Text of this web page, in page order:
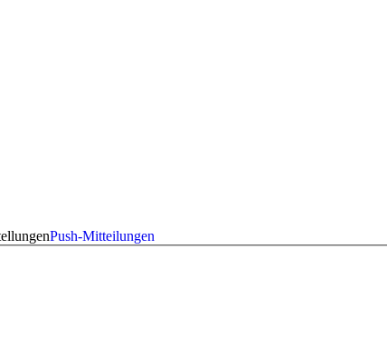
Push-Mitteilungen